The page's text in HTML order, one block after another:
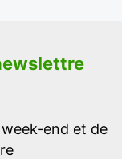
end et de